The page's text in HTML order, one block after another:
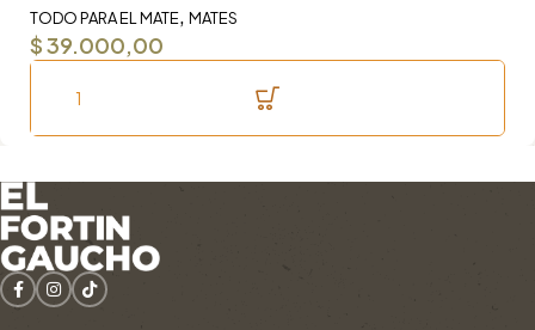
TODO PARA EL MATE, MATES
$39.000,00